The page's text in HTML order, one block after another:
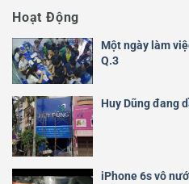
Hoạt Động
Một ngày làm
Q.3
Huy Dũng đang
iPhone 6s vô